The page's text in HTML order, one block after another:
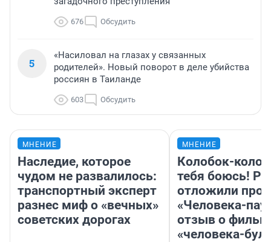
676 Обсудить
5
«Насиловал на глазах у связанных
родителей». Новый поворот в деле убийства
россиян в Таиланде
603 Обсудить
МНЕНИЕ
Наследие, которое
чудом не развалилось:
транспортный эксперт
разнес миф о «вечных»
советских дорогах
МНЕНИЕ
Колобок-
тебя боюсь!
отложили
«Человека-
отзыв о
«человека-